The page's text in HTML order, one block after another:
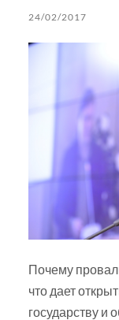
24/02/2017
Почему
что дает
государству и